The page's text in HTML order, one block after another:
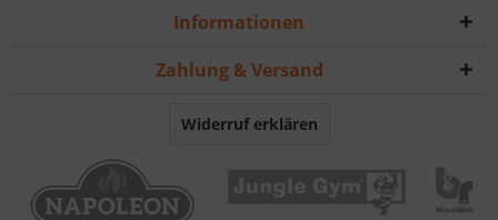
Informationen
Zahlung & Versand
Widerruf erklären